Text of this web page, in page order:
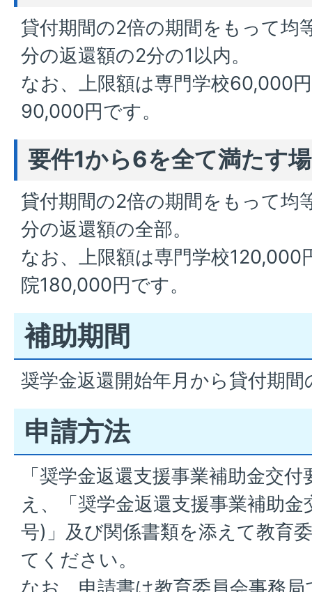
貸付期間の2倍の期間をもって均
分の返還額の2分の1以内。
なお、上限額は専門学校60,000
90,000円です。
要件1から6を全て満たす
貸付期間の2倍の期間をもって均
分の返還額の全部。
なお、上限額は専門学校120,000
院180,000円です。
補助期間
奨学金返還開始年月から貸付期
申請方法
「奨学金返還支援事業補助金交
え、「奨学金返還支援事業補助
号)」及び関係書類を添えて教育
てください。